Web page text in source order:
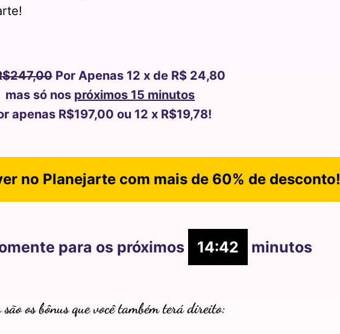
Por Apenas 12 x de R$ 24,80
mas só nos próximos 15 minutos
apenas R$197,00 ou 12 x R$19,78!
no Planejarte com mais de 60% de desconto!
para os próximos 14:41 minutos
são os bônus que você também terá direito: